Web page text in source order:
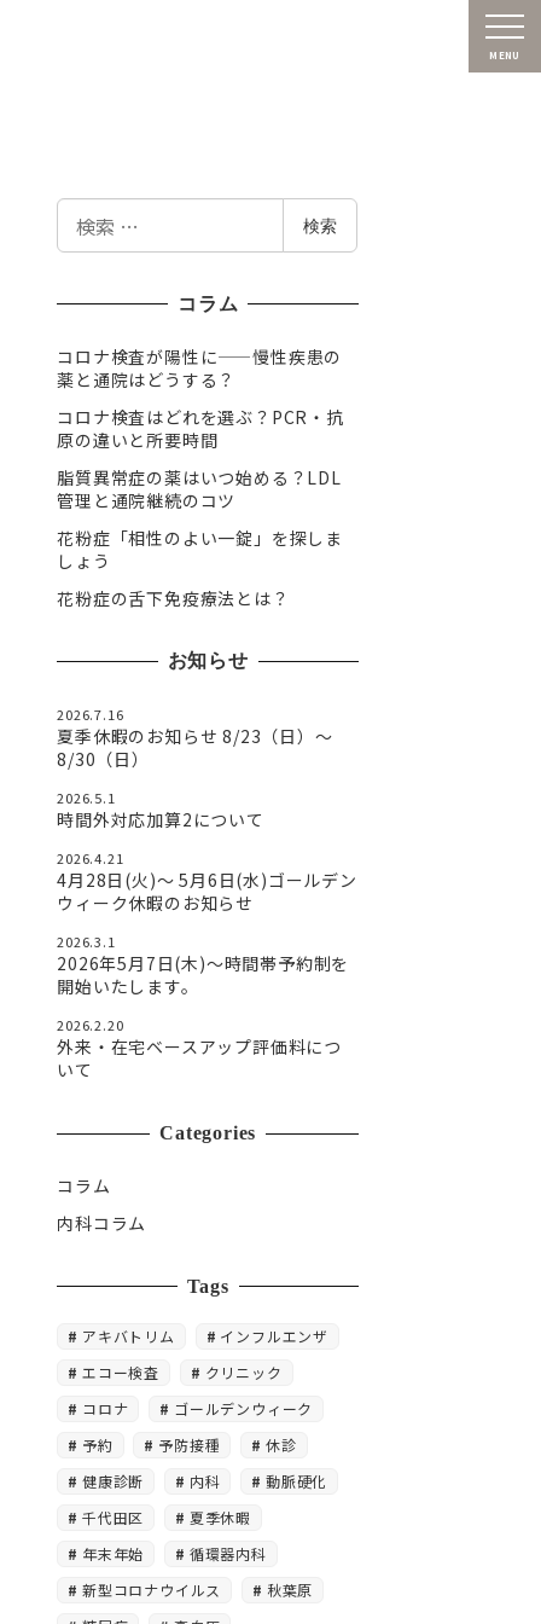
MENU
索
検索
コラム
コロナ検査が陽性に——慢性疾患の
薬と通院はどうする？
コロナ検査はどれを選ぶ？PCR・抗
原の違いと所要時間
脂質異常症の薬はいつ始める？LDL
管理と通院継続のコツ
花粉症「相性のよい一錠」を探しま
しょう
花粉症の舌下免疫療法とは？
お知らせ
2026.7.16
夏季休暇のお知らせ 8/23（日）〜
8/30（日）
2026.5.1
時間外対応加算2について
2026.4.21
4月28日(火)〜 5月6日(水)ゴールデン
ウィーク休暇のお知らせ
2026.3.1
2026年5月7日(木)～時間帯予約制を
開始いたします。
2026.2.20
外来・在宅ベースアップ評価料につ
いて
Categories
コラム
内科コラム
Tags
アキバトリム
インフルエンザ
エコー検査
クリニック
コロナ
ゴールデンウィーク
予約
予防接種
休診
健康診断
内科
動脈硬化
千代田区
夏季休暇
年末年始
循環器内科
新型コロナウイルス
秋葉原